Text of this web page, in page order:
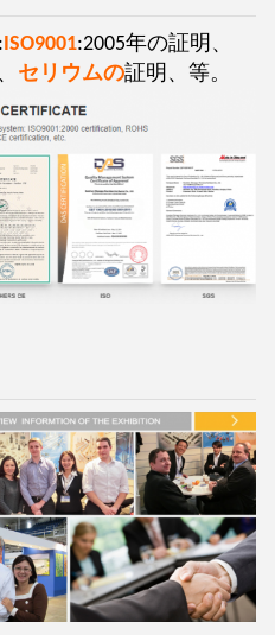
ISO9001:2005年の証明、
セリウムの証明、等。